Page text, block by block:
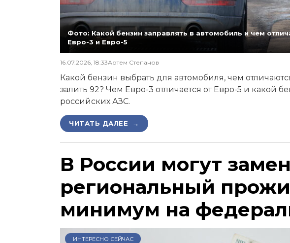
Фото: Какой бензин заправлять в автомобиль и чем
Евро-3 и Евро-5
16.07.2026, 18:33Артем Степанов
Какой бензин выбрать для автомобиля, чем
залить 92? Чем Евро-3 отличается от Евро-5 и какой
российских АЗС.
ЧИТАТЬ ДАЛЕЕ →
В России могут
региональный
минимум на
ИНТЕРЕСНО СЕЙЧАС